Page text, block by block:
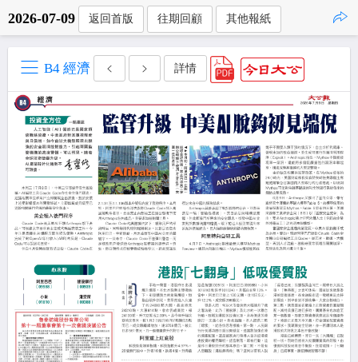
2026-07-09 返回首版 往期回顧 其他報紙
B4 經濟 詳情